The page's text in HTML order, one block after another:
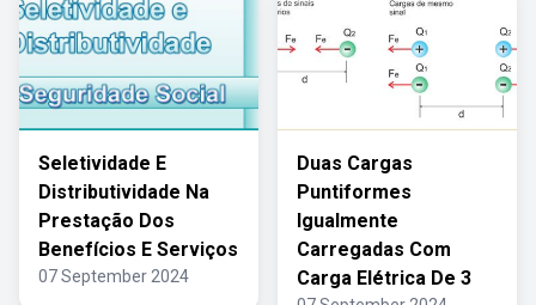
Seletividade E
Distributividade Na
Prestação Dos
Benefícios E Serviços
07 September 2024
Duas Cargas
Puntiformes
Igualmente
Carregadas Com
Carga Elétrica De 3